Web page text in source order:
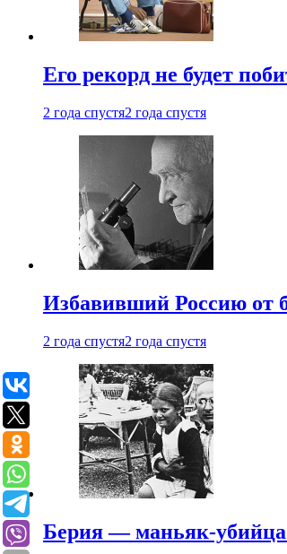
Его рекорд не будет
2 года спустя2 года спустя
Избавивший Россию от
2 года спустя2 года спустя
Берия — маньяк-